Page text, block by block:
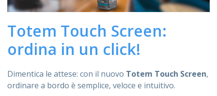
Totem Touch Screen:
ordina in un click!
Dimentica le attese: con il nuovo Totem Touch Screen,
ordinare a bordo è semplice, veloce e intuitivo.